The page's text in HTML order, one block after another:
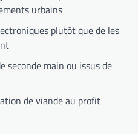
urbains
plutôt que de les
seconde main ou issus de
de viande au profit